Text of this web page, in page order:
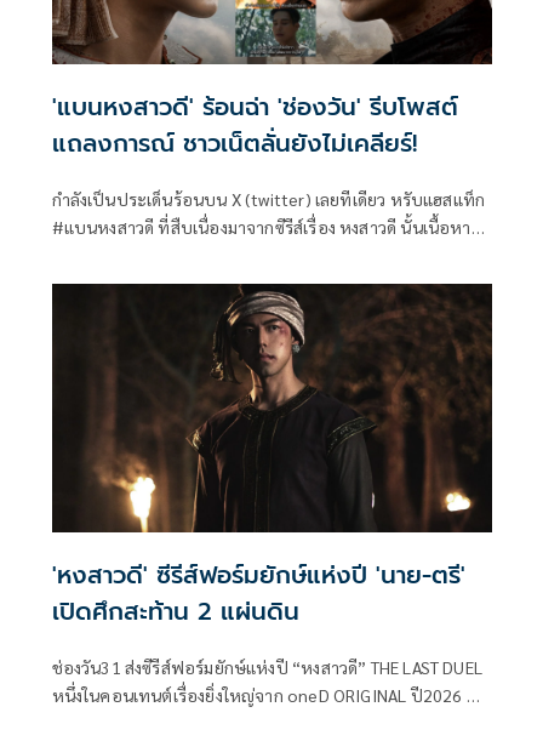
'แบนหงสาวดี' ร้อนฉ่า 'ช่องวัน' รีบโพสต์
แถลงการณ์ ชาวเน็ตลั่นยังไม่เคลียร์!
กำลังเป็นประเด็นร้อนบน X (twitter) เลยทีเดียว หรับแฮสแท็ก
#แบนหงสาวดี ที่สืบเนื่องมาจากซีรีส์เรื่อง หงสาวดี นั้นเนื้อหา
ท่านหนึ่ง ทำเอาชาวเน็ตตั้งคำถามว่าเป็นการดัดแปลงหรือลอก
เลียนแบบมาหรือไม่ ทำเอาช่องวันต้องออกแถลงการณ์ด่วน
'หงสาวดี' ซีรีส์ฟอร์มยักษ์แห่งปี 'นาย-ตรี'
เปิดศึกสะท้าน 2 แผ่นดิน
ช่องวัน31 ส่งซีรีส์ฟอร์มยักษ์แห่งปี “หงสาวดี” THE LAST DUEL
หนึ่งในคอนเทนต์เรื่องยิ่งใหญ่จาก oneD ORIGINAL ปี2026 ที่